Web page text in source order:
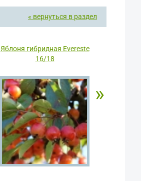
« вернуться в раздел
Яблоня гибридная Evereste
16/18
»